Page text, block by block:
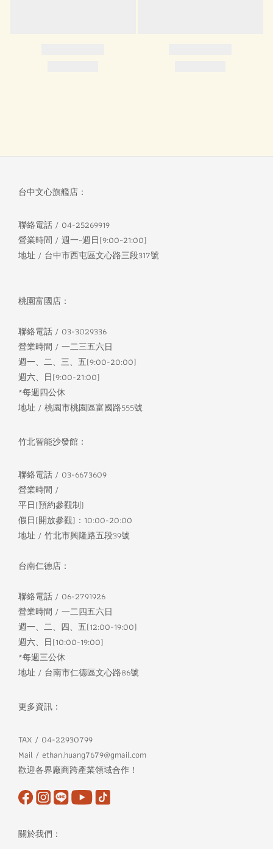
台中文心旗艦店：
聯絡電話 / 04-25269919
營業時間 / 週一~週日(9:00~21:00)
地址 / 台中市西屯區文心路三段317號
桃園富國店：
聯絡電話 / 03-3029336
營業時間 / 一二三五六日
週一、二、三、五(9:00-20:00)
週六、日(9:00-21:00)
*每週四公休
地址 / 桃園市桃園區富國路555號
竹北智能沙發館：
聯絡電話 / 03-6673609
營業時間 /
平日(預約參觀制)
假日(開放參觀)：10:00-20:00
地址 / 竹北市興隆路五段39號
台南仁德店：
聯絡電話 / 06-2791926
營業時間 / 一二四五六日
週一、二、四、五(12:00-19:00)
週六、日(10:00-19:00)
*每週三公休
地址 / 台南市仁德區文心路86號
更多資訊：
TAX / 04-22930799
Mail / ethan.huang7679@gmail.com
歡迎各界廠商跨產業領域合作！
關於我們：